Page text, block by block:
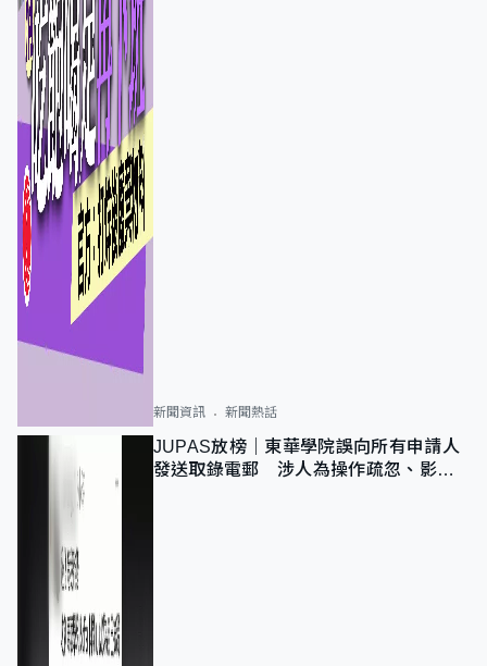
新聞資訊 新聞熱話
JUPAS放榜｜東華學院誤向所有申請人
發送取錄電郵 涉人為操作疏忽、影響